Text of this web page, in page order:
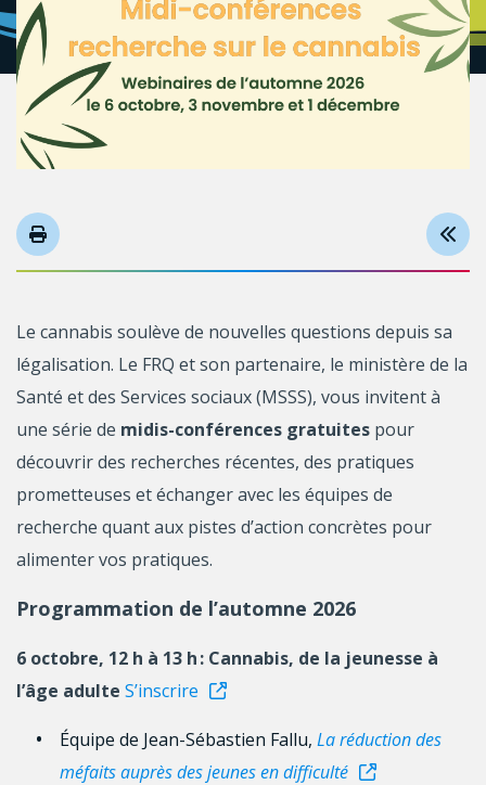
Le cannabis soulève de nouvelles questions depuis sa
légalisation. Le FRQ et son partenaire, le ministère de la
Santé et des Services sociaux (MSSS), vous invitent à
une série de midis-conférences gratuites pour
découvrir des recherches récentes, des pratiques
prometteuses et échanger avec les équipes de
recherche quant aux pistes d’action concrètes pour
alimenter vos pratiques.
Programmation de l’automne 2026
6 octobre, 12 h à 13 h : Cannabis, de la jeunesse à
l’âge adulte S’inscrire
Équipe de Jean-Sébastien Fallu, La réduction des
méfaits auprès des jeunes en difficulté